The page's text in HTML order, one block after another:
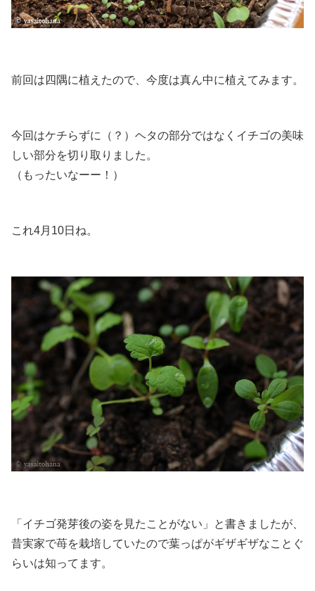
前回は四隅に植えたので、今度は真ん中に植えてみます。
今回はケチらずに（？）ヘタの部分ではなくイチゴの美味
しい部分を切り取りました。
（もったいなーー！）
これ4月10日ね。
「イチゴ発芽後の姿を見たことがない」と書きましたが、
昔実家で苺を栽培していたので葉っぱがギザギザなことぐ
らいは知ってます。